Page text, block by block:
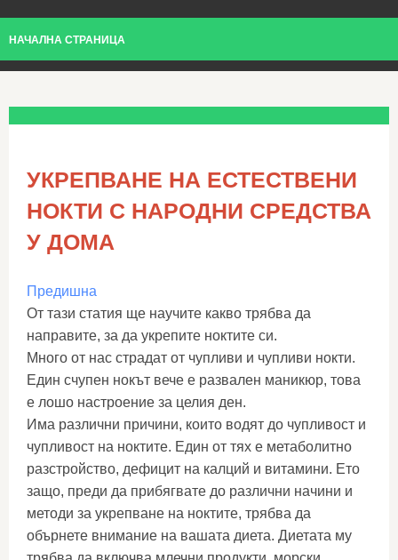
НАЧАЛНА СТРАНИЦА
УКРЕПВАНЕ НА ЕСТЕСТВЕНИ
НОКТИ С НАРОДНИ СРЕДСТВА
У ДОМА
Предишна
От тази статия ще научите какво трябва да
направите, за да укрепите ноктите си.
Много от нас страдат от чупливи и чупливи нокти.
Един счупен нокът вече е развален маникюр, това
е лошо настроение за целия ден.
Има различни причини, които водят до чупливост и
чупливост на ноктите. Един от тях е метаболитно
разстройство, дефицит на калций и витамини. Ето
защо, преди да прибягвате до различни начини и
методи за укрепване на ноктите, трябва да
обърнете внимание на вашата диета. Диетата му